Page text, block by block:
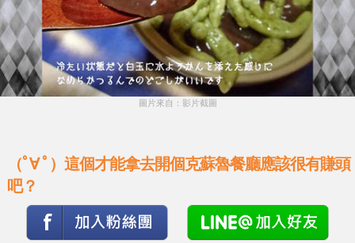
圖片來自：影片截圖
（ﾟ∀ ﾟ）這個才能拿去開個克蘇魯餐廳應該很有賺頭
吧？